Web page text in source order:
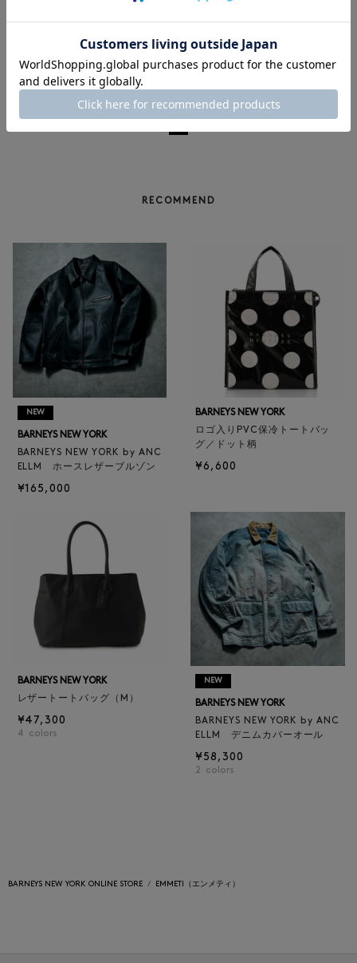
¥159,500
RECOMMEND
NEW
BARNEYS NEW YORK
BARNEYS NEW YORK by ANC
ELLM ホースレザーブルゾン
¥165,000
BARNEYS NEW YORK
ロゴ入りPVC保冷トートバッ
グ／ドット柄
¥6,600
BARNEYS NEW YORK
レザートートバッグ（M）
¥47,300
4 colors
NEW
BARNEYS NEW YORK
BARNEYS NEW YORK by ANC
ELLM デニムカバーオール
¥58,300
2 colors
BARNEYS NEW YORK ONLINE STORE EMMETI（エンメティ）